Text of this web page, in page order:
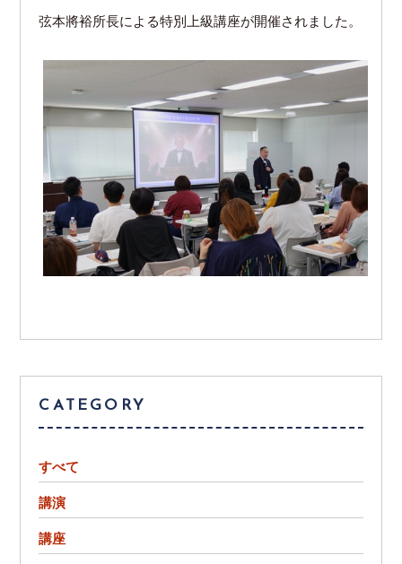
弦本將裕所長による特別上級講座が開催されました。
CATEGORY
すべて
講演
講座